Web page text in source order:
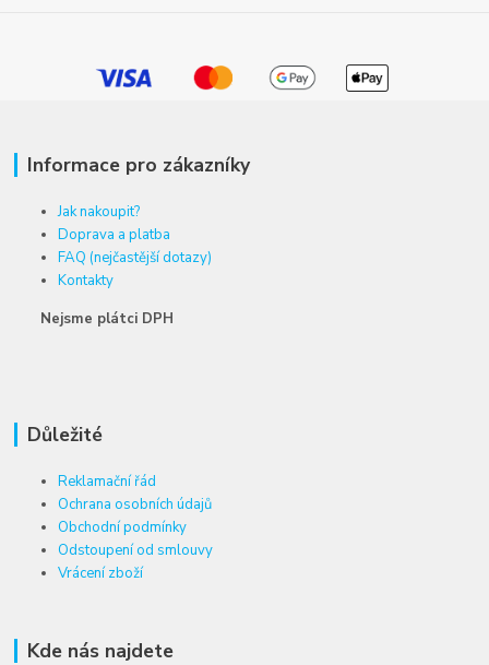
Informace pro zákazníky
Jak nakoupit?
Doprava a platba
FAQ (nejčastější dotazy)
Kontakty
Nejsme plátci DPH
Důležité
Reklamační řád
Ochrana osobních údajů
Obchodní podmínky
Odstoupení od smlouvy
Vrácení zboží
Kde nás najdete